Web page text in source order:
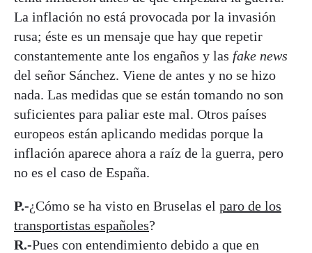
La inflación no está provocada por la invasión
rusa; éste es un mensaje que hay que repetir
constantemente ante los engaños y las fake news
del señor Sánchez. Viene de antes y no se hizo
nada. Las medidas que se están tomando no son
suficientes para paliar este mal. Otros países
europeos están aplicando medidas porque la
inflación aparece ahora a raíz de la guerra, pero
no es el caso de España.
P.-¿Cómo se ha visto en Bruselas el paro de los
transportistas españoles?
R.-Pues con entendimiento debido a que en